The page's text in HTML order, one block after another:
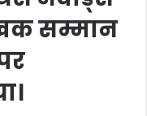
सम्मान